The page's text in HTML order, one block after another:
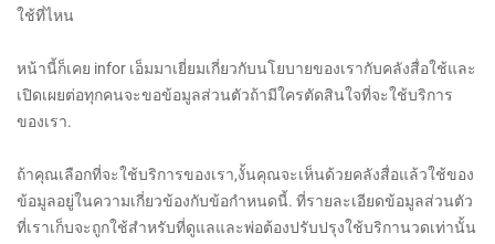
ใช้ที่ไหน
หน้านี้ก็เคย infor เอ็มมาเยี่ยมเกี่ยวกับนโยบายของเรากับคลังสื่อใช้และ
เปิดเผยต่อทุกคนจะขอข้อมูลส่วนตัวถ้ามีใครตัดสินใจที่จะใช้บริการ
ของเรา.
ถ้าคุณเลือกที่จะใช้บริการของเรา,งั้นคุณจะเห็นด้วยคลังสื่อแล้วใช้ของ
ข้อมูลอยู่ในความเกี่ยวข้องกับข้อกำหนดนี้. ที่รายละเอียดข้อมูลส่วนตัว
ที่เราเก็บจะถูกใช้สำหรับที่ดูแลและพ่อต้องปรับปรุงใช้บริกานวดเท่านั้น